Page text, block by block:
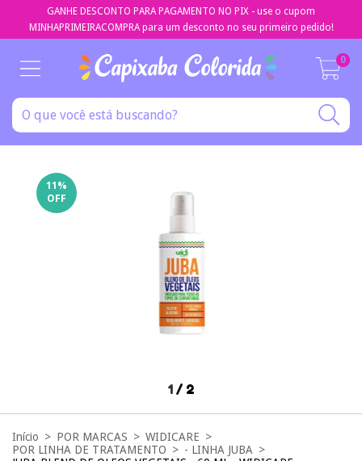
GANHE DESCONTO PARA PAGAMENTO NO PIX - use o cupom
MINHAPRIMEIRACOMPRA para um desconto no seu primeiro pedido!
0
11 %
OFF
1 / 2
Início > POR MARCAS > WIDICARE >
POR LINHA DE TRATAMENTO > - LINHA JUBA >